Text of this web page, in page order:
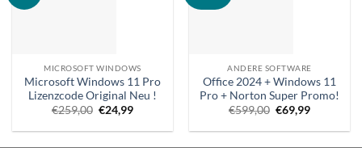
MICROSOFT WINDOWS
Microsoft Windows 11 Pro
Lizenzcode Original Neu !
€259,00 Ursprünglicher
Preis
war:
€24,99Aktueller
ist:
ANDERE SOFTWARE
Office 2024 + Windows 11
Pro + Norton Super Promo!
€599,00 Ursprünglicher
Preis
war:
€69,99Aktueller
ist: